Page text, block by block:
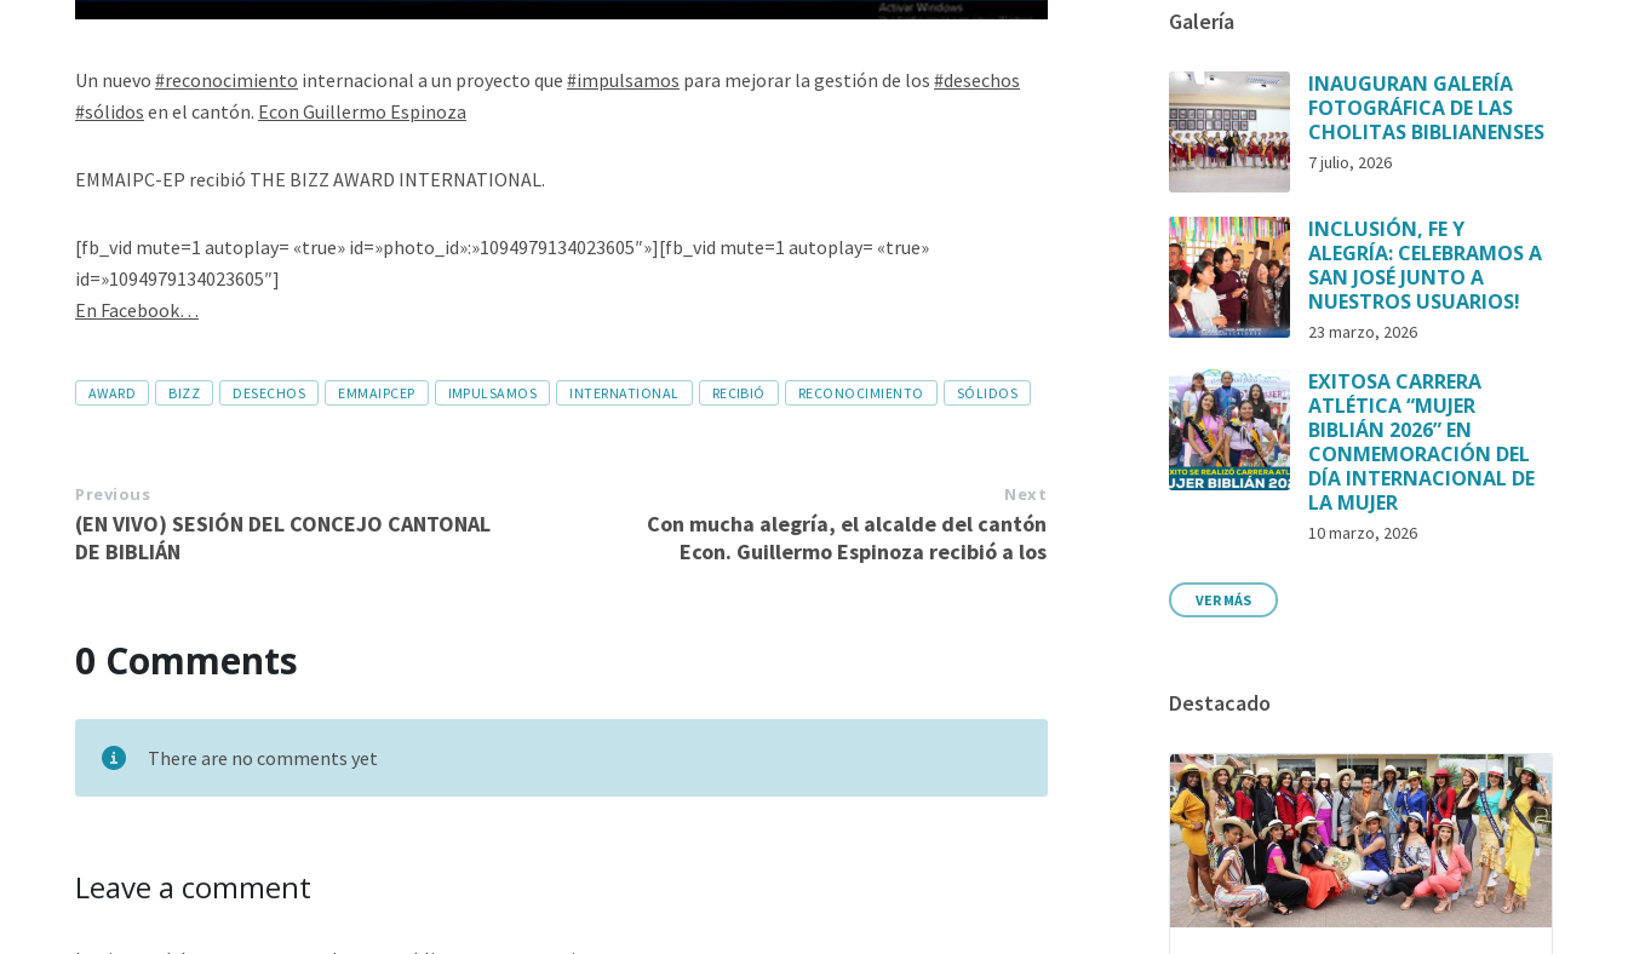
Un nuevo #reconocimiento internacional a un proyecto que #impulsamos para mejorar la gestión de los #desechos
#sólidos en el cantón. Econ Guillermo Espinoza
EMMAIPC-EP recibió THE BIZZ AWARD INTERNATIONAL.
[fb_vid mute=1 autoplay= «true» id=»photo_id»:»1094979134023605″»][fb_vid mute=1 autoplay= «true»
id=»1094979134023605″]
En Facebook…
AWARD BIZZ DESECHOS EMMAIPCEP IMPULSAMOS INTERNATIONAL RECIBIÓ RECONOCIMIENTO SÓLIDOS
Previous
(EN VIVO) SESIÓN DEL CONCEJO CANTONAL
DE BIBLIÁN
Next
Con mucha alegría, el alcalde del cantón
Econ. Guillermo Espinoza recibió a los
0 Comments
There are no comments yet
Leave a comment
Galería
INAUGURAN GALERÍA
FOTOGRÁFICA DE LAS
CHOLITAS BIBLIANENSES
7 julio, 2026
INCLUSIÓN, FE Y
ALEGRÍA: CELEBRAMOS A
SAN JOSÉ JUNTO A
NUESTROS USUARIOS!
23 marzo, 2026
EXITOSA CARRERA
ATLÉTICA “MUJER
BIBLIÁN 2026” EN
CONMEMORACIÓN DEL
DÍA INTERNACIONAL DE
LA MUJER
10 marzo, 2026
VER MÁS
Destacado